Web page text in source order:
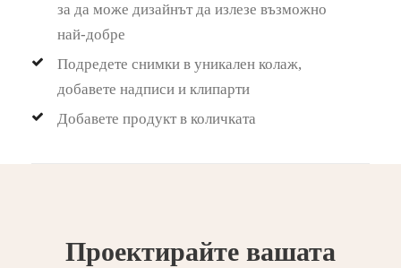
за да може дизайнът да излезе възможно
най-добре
Подредете снимки в уникален колаж,
добавете надписи и клипарти
Добавете продукт в количката
Проектирайте вашата